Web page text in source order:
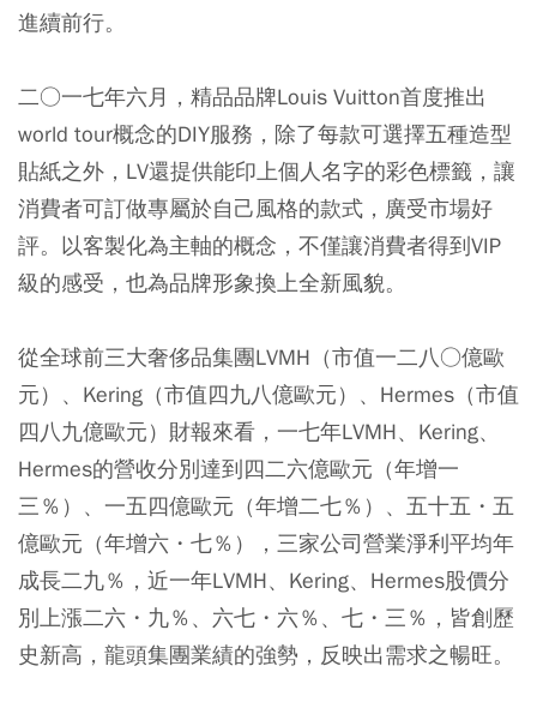
進續前行。
二○一七年六月，精品品牌Louis Vuitton首度推出
world tour概念的DIY服務，除了每款可選擇五種造型
貼紙之外，LV還提供能印上個人名字的彩色標籤，讓
消費者可訂做專屬於自己風格的款式，廣受市場好
評。以客製化為主軸的概念，不僅讓消費者得到VIP
級的感受，也為品牌形象換上全新風貌。
從全球前三大奢侈品集團LVMH（市值一二八○億歐
元）、Kering（市值四九八億歐元）、Hermes（市值
四八九億歐元）財報來看，一七年LVMH、Kering、
Hermes的營收分別達到四二六億歐元（年增一
三％）、一五四億歐元（年增二七％）、五十五・五
億歐元（年增六・七％），三家公司營業淨利平均年
成長二九％，近一年LVMH、Kering、Hermes股價分
別上漲二六・九％、六七・六％、七・三％，皆創歷
史新高，龍頭集團業績的強勢，反映出需求之暢旺。